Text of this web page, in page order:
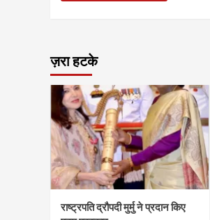
ज़रा हटके
राष्ट्रपति द्रौपदी मुर्मु ने प्रदान किए